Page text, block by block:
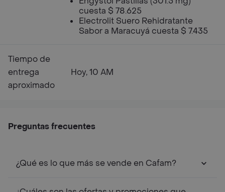
cuesta $ 78.625
Electrolit Suero Rehidratante
Sabor a Maracuyá cuesta $ 7.435
Tiempo de
entrega
aproximado
Hoy, 10 AM
Preguntas frecuentes
¿Qué es lo que más se vende en Cafam?